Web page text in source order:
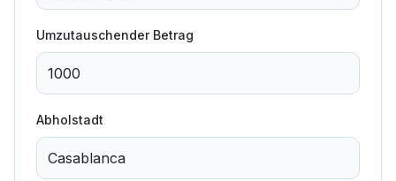
Umzutauschender Betrag
Abholstadt